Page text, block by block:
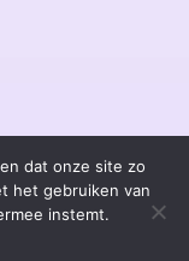
dat onze site zo
het gebruiken van
instemt.